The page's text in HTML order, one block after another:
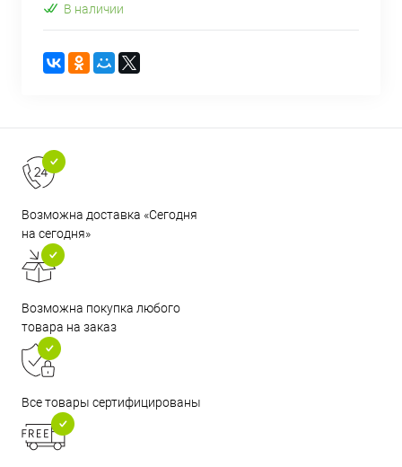
В наличии
Возможна доставка «Сегодня
на сегодня»
Возможна покупка любого
товара на заказ
Все товары сертифицированы